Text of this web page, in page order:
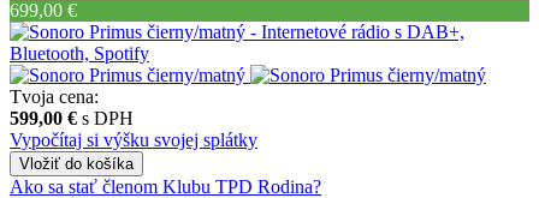
699,00 €
Tvoja cena:
599,00 € s DPH
Vypočítaj si výšku svojej splátky
Vložiť do košíka
Ako sa stať členom Klubu TPD Rodina?